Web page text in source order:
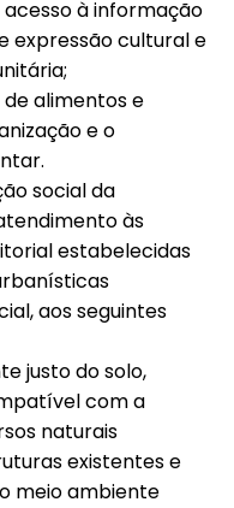
à informação
expressão cultural e
de alimentos e
e o
social da
às
estabelecidas
aos seguintes
justo do solo,
com a
naturais
existentes e
meio ambiente